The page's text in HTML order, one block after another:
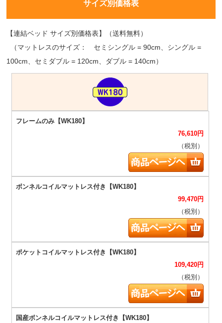
サイズ別価格表
【連結ベッド サイズ別価格表】（送料無料）
（マットレスのサイズ： セミシングル = 90cm、シングル =
100cm、セミダブル = 120cm、ダブル = 140cm）
76,610円
（税別）
99,470円
（税別）
109,420円
（税別）